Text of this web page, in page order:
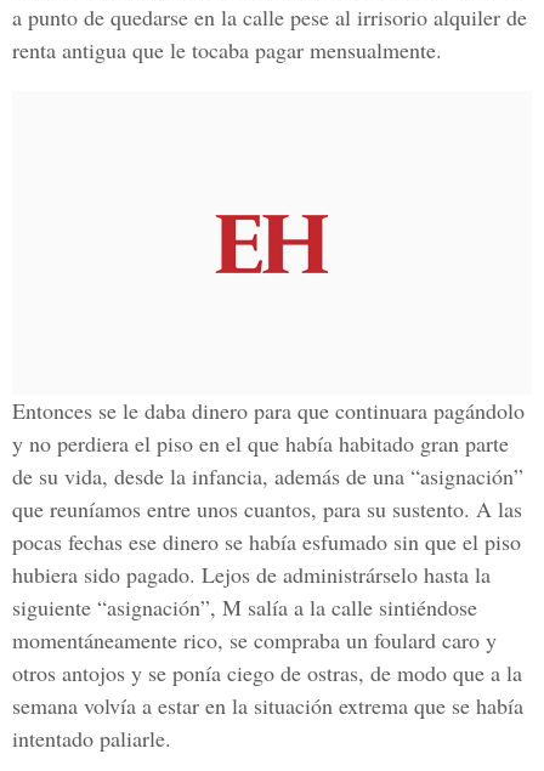
a punto de quedarse en la calle pese al irrisorio alquiler de
renta antigua que le tocaba pagar mensualmente.
Entonces se le daba dinero para que continuara pagándolo
y no perdiera el piso en el que había habitado gran parte
de su vida, desde la infancia, además de una “asignación”
que reuníamos entre unos cuantos, para su sustento. A las
pocas fechas ese dinero se había esfumado sin que el piso
hubiera sido pagado. Lejos de administrárselo hasta la
siguiente “asignación”, M salía a la calle sintiéndose
momentáneamente rico, se compraba un foulard caro y
otros antojos y se ponía ciego de ostras, de modo que a la
semana volvía a estar en la situación extrema que se había
intentado paliarle.